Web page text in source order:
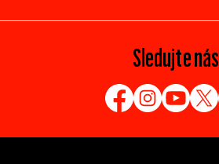
Sledujte nás